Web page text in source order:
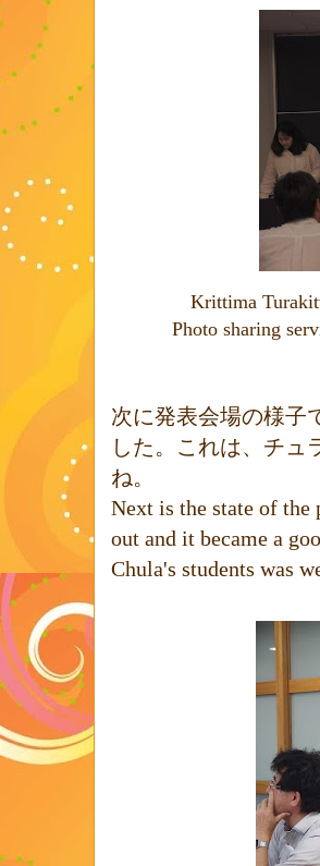
Krittima
Photo sharing
次に発表会場の様子
した。これは、チュ
ね。
Next is the state of the
out and it became a
Chula's students was